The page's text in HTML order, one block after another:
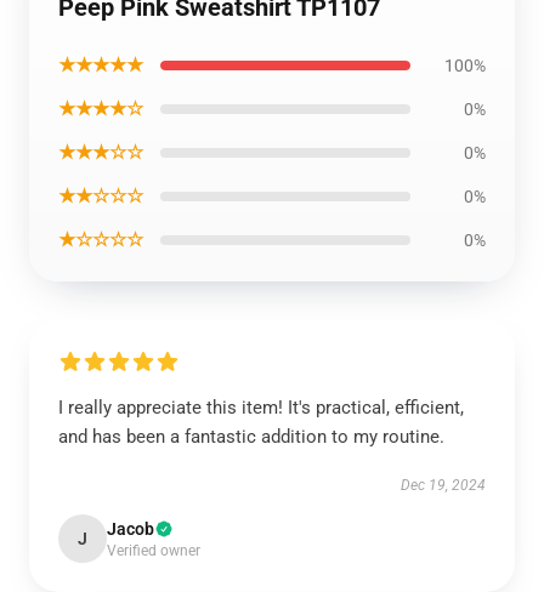
Peep Pink Sweatshirt TP1107
★★★★★ 100%
★★★★☆ 0%
★★★☆☆ 0%
★★☆☆☆ 0%
★☆☆☆☆ 0%
I really appreciate this item! It's practical, efficient,
and has been a fantastic addition to my routine.
Dec 19, 2024
J Jacob
Verified owner